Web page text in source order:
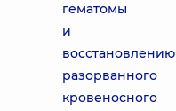
гематомы
и
восстановлению
разорванного
кровеносного